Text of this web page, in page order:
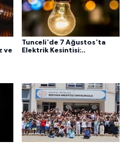
ve
Tunceli'de 7 Ağustos'ta
Elektrik Kesintisi:..